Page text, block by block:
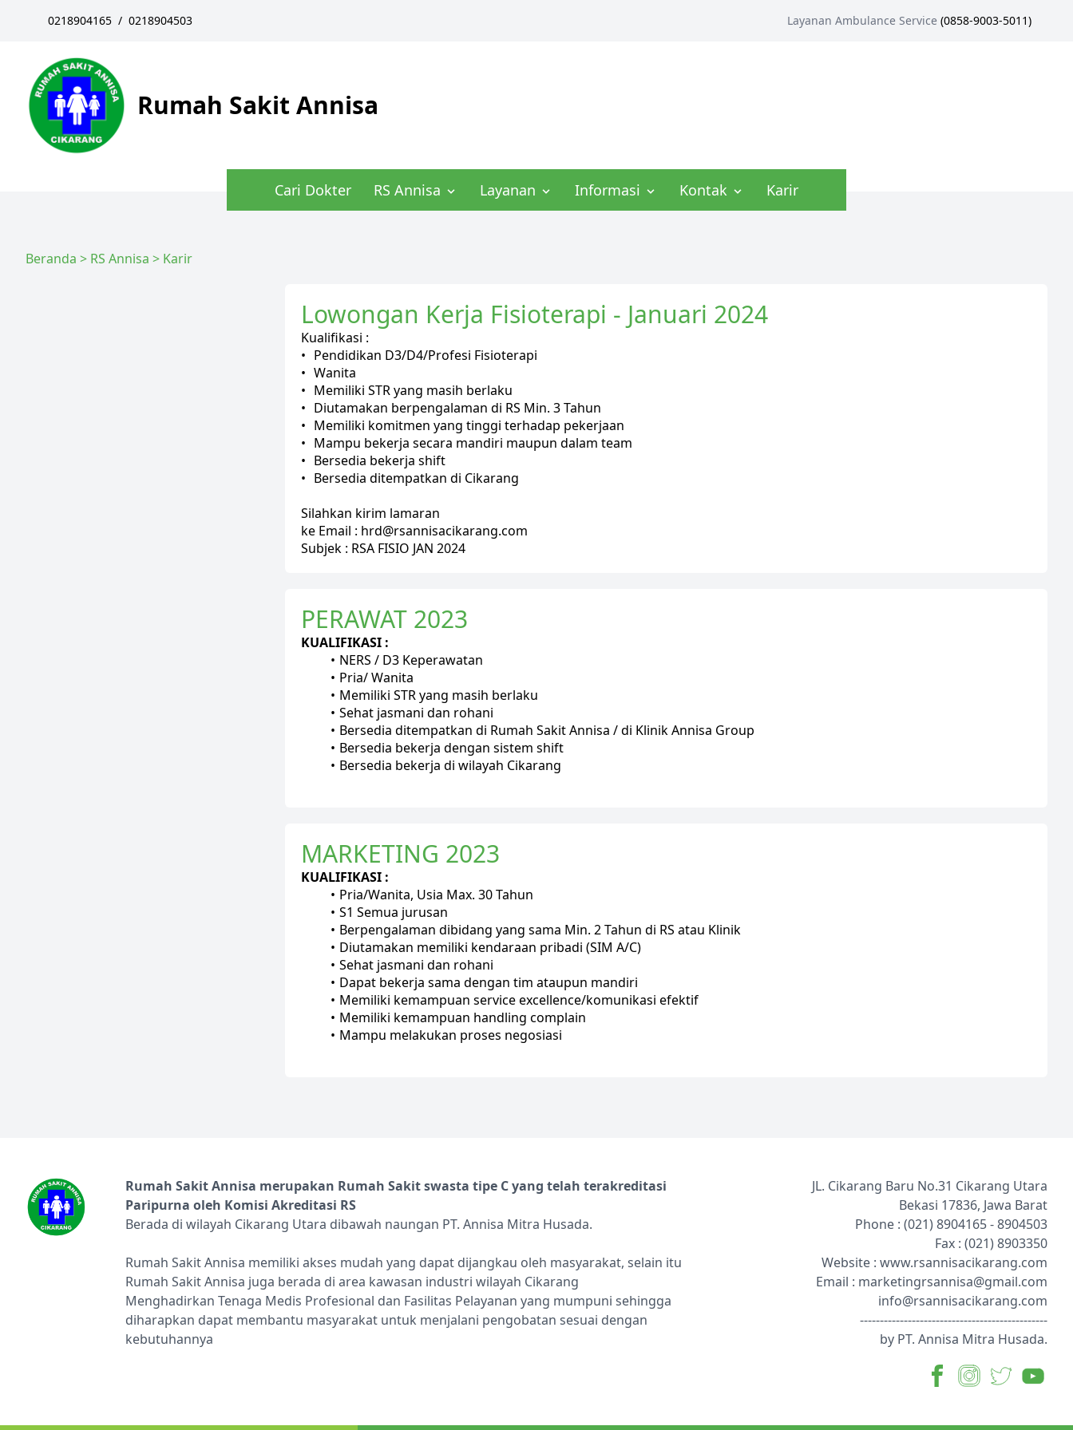
0218904165 / 0218904503 Layanan Ambulance Service (0858-9003-5011)
Rumah Sakit Annisa
Cari Dokter RS Annisa Layanan Informasi Kontak Karir
Beranda > RS Annisa > Karir
Lowongan Kerja Fisioterapi - Januari 2024
Kualifikasi :
•	Pendidikan D3/D4/Profesi Fisioterapi
•	Wanita
•	Memiliki STR yang masih berlaku
•	Diutamakan berpengalaman di RS Min. 3 Tahun
•	Memiliki komitmen yang tinggi terhadap pekerjaan
•	Mampu bekerja secara mandiri maupun dalam team
•	Bersedia bekerja shift
•	Bersedia ditempatkan di Cikarang
Silahkan kirim lamaran
ke Email : hrd@rsannisacikarang.com
Subjek : RSA FISIO JAN 2024
PERAWAT 2023
KUALIFIKASI :
NERS / D3 Keperawatan
Pria/ Wanita
Memiliki STR yang masih berlaku
Sehat jasmani dan rohani
Bersedia ditempatkan di Rumah Sakit Annisa / di Klinik Annisa Group
Bersedia bekerja dengan sistem shift
Bersedia bekerja di wilayah Cikarang
MARKETING 2023
KUALIFIKASI :
Pria/Wanita, Usia Max. 30 Tahun
S1 Semua jurusan
Berpengalaman dibidang yang sama Min. 2 Tahun di RS atau Klinik
Diutamakan memiliki kendaraan pribadi (SIM A/C)
Sehat jasmani dan rohani
Dapat bekerja sama dengan tim ataupun mandiri
Memiliki kemampuan service excellence/komunikasi efektif
Memiliki kemampuan handling complain
Mampu melakukan proses negosiasi
Rumah Sakit Annisa merupakan Rumah Sakit swasta tipe C yang telah terakreditasi
Paripurna oleh Komisi Akreditasi RS
Berada di wilayah Cikarang Utara dibawah naungan PT. Annisa Mitra Husada.
Rumah Sakit Annisa memiliki akses mudah yang dapat dijangkau oleh masyarakat, selain itu
Rumah Sakit Annisa juga berada di area kawasan industri wilayah Cikarang
Menghadirkan Tenaga Medis Profesional dan Fasilitas Pelayanan yang mumpuni sehingga
diharapkan dapat membantu masyarakat untuk menjalani pengobatan sesuai dengan
kebutuhannya
JL. Cikarang Baru No.31 Cikarang Utara
Bekasi 17836, Jawa Barat
Phone : (021)8904165-8904503
Fax : (021)8903350
Website : www.rsannisacikarang.com
Email : marketingrsannisa@gmail.com
info@rsannisacikarang.com
-----------------------------------------------
by PT. Annisa Mitra Husada.